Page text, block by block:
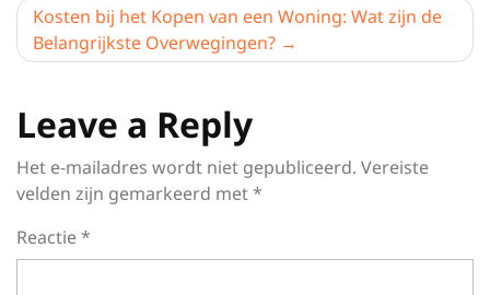
Kosten bij het Kopen van een Woning: Wat zijn de
Belangrijkste Overwegingen?
Leave a Reply
Het e-mailadres wordt niet gepubliceerd. Vereiste
velden zijn gemarkeerd met*
Reactie*